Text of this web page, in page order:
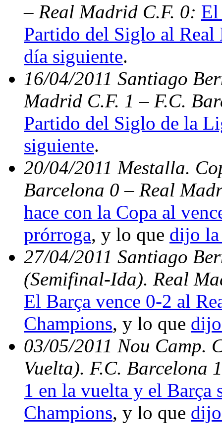
– Real Madrid C.F. 0: El
Partido del Siglo al
día siguiente.
16/04/2011 Santiago
Madrid C.F. 1 – F.C.
Partido del Siglo de la
siguiente.
20/04/2011 Mestalla.
Barcelona 0 – Real
hace con la Copa al
prórroga, y lo que dijo la
27/04/2011 Santiago
(Semifinal-Ida). Real
El Barça vence 0-2 al
Champions, y lo que
03/05/2011 Nou Camp.
Vuelta). F.C. Barcelona
1 en la vuelta y el Barça
Champions, y lo que